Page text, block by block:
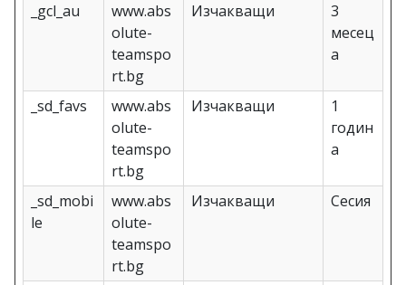
_gcl_au
www.abs
olute-
teamspo
rt.bg
Изчакващи
3
месец
а
_sd_favs
www.abs
olute-
teamspo
rt.bg
Изчакващи
1
годин
а
_sd_mobi
le
www.abs
olute-
teamspo
rt.bg
Изчакващи Сесия